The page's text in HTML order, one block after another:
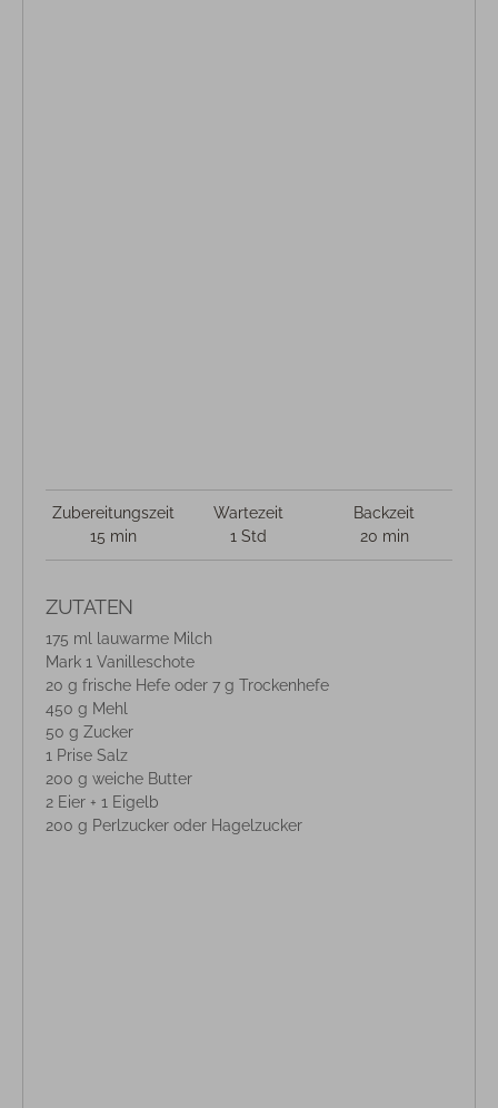
Zubereitungszeit
15 min
Wartezeit
1 Std
Backzeit
20 min
ZUTATEN
175 ml lauwarme Milch
Mark 1 Vanilleschote
20 g frische Hefe oder 7 g Trockenhefe
450 g Mehl
50 g Zucker
1 Prise Salz
200 g weiche Butter
2 Eier + 1 Eigelb
200 g Perlzucker oder Hagelzucker